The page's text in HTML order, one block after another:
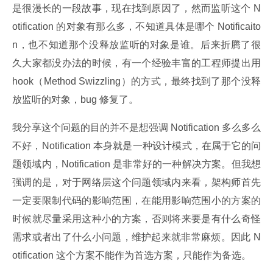
是很漫长的一段故事，现在找到原因了，然而监听这个 N
otification 的对象有那么多，不知道具体是哪个 Notificaito
n，也不知道那个没释放监听的对象是谁。后来折腾了很
久大家都没办法的时候，有一个经验丰富的工程师提出用
hook（Method Swizzling）的方式，最终找到了那个没释
放监听的对象，bug 修复了。
我分享这个问题的目的并不是想强调 Notification 多么多么
不好，Notification 本身就是一种设计模式，在属于它的问
题领域内，Notification 是非常好的一种解决方案。但我想
强调的是，对于网络层这个问题领域内来看，架构师首先
一定要限制代码的影响范围，在能用影响范围小的方案的
时候就尽量采用这种小的方案，否则将来要是有什么奇怪
需求或者出了什么小问题，维护起来就非常麻烦。因此 N
otification 这个方案不能作为首选方案，只能作为备选。